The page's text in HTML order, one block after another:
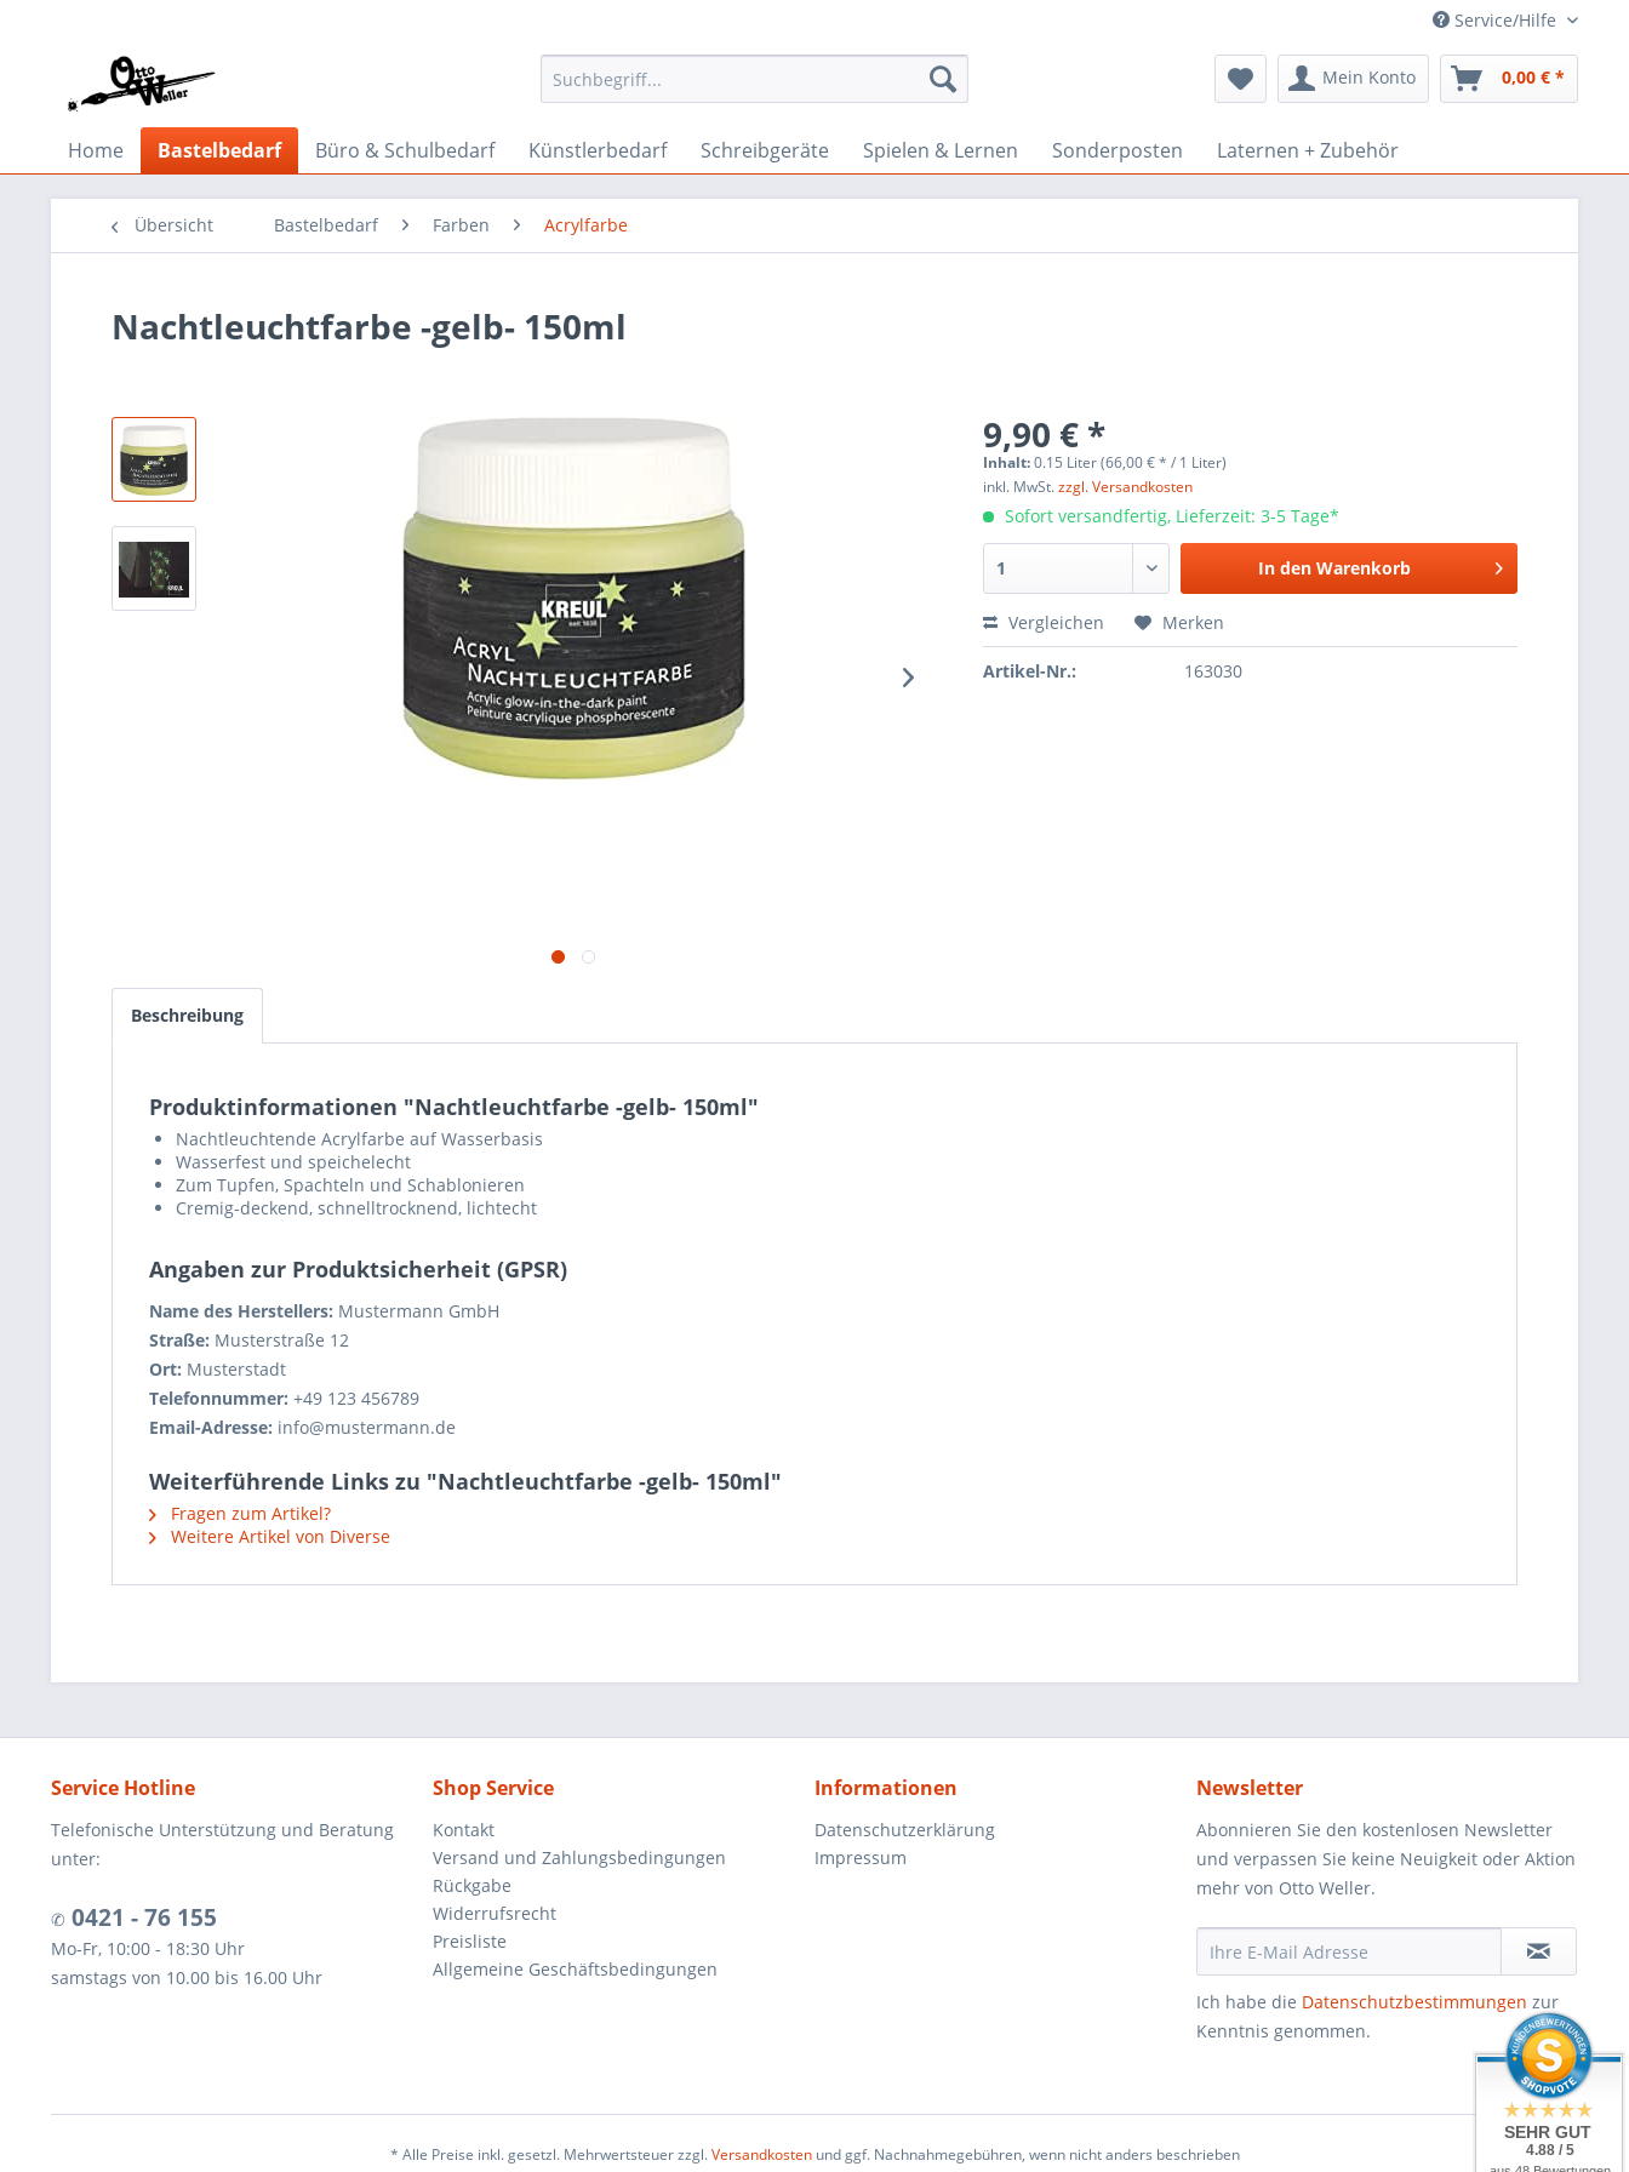
Service/Hilfe
Mein Konto 0,00 € *
Home Bastelbedarf Büro & Schulbedarf Künstlerbedarf Schreibgeräte Spielen & Lernen Sonderposten Laternen + Zubehör
Übersicht Bastelbedarf Farben Acrylfarbe
Nachtleuchtfarbe -gelb- 150ml
9,90 € *
Inhalt:0.15 Liter (66,00 € * / 1 Liter)
inkl. MwSt.zzgl. Versandkosten
Sofort versandfertig, Lieferzeit: 3-5 Tage*
In den Warenkorb
Vergleichen Merken
Artikel-Nr.: 163030
Beschreibung
Produktinformationen "Nachtleuchtfarbe -gelb- 150ml"
Nachtleuchtende Acrylfarbe auf Wasserbasis
Wasserfest und speichelecht
Zum Tupfen, Spachteln und Schablonieren
Cremig-deckend, schnelltrocknend, lichtecht
Angaben zur Produktsicherheit (GPSR)
Name des Herstellers: Mustermann GmbH
Straße: Musterstraße 12
Ort: Musterstadt
Telefonnummer: +49 123 456789
Email-Adresse: info@mustermann.de
Weiterführende Links zu "Nachtleuchtfarbe -gelb- 150ml"
Fragen zum Artikel?
Weitere Artikel von Diverse
Service Hotline
Telefonische Unterstützung und Beratung
unter:
✆ 0421 - 76 155
Mo-Fr, 10:00 - 18:30 Uhr
samstags von 10.00 bis 16.00 Uhr
Shop Service
Kontakt
Versand und Zahlungsbedingungen
Rückgabe
Widerrufsrecht
Preisliste
Allgemeine Geschäftsbedingungen
Informationen
Datenschutzerklärung
Impressum
Newsletter
Abonnieren Sie den kostenlosen Newsletter
und verpassen Sie keine Neuigkeit oder Aktion
mehr von Otto Weller.
Ich habe die Datenschutzbestimmungen zur
Kenntnis genommen.
* Alle Preise inkl. gesetzl. Mehrwertsteuer zzgl.Versandkostenund ggf. Nachnahmegebühren, wenn nicht anders beschrieben
SEHR GUT
4.88 / 5